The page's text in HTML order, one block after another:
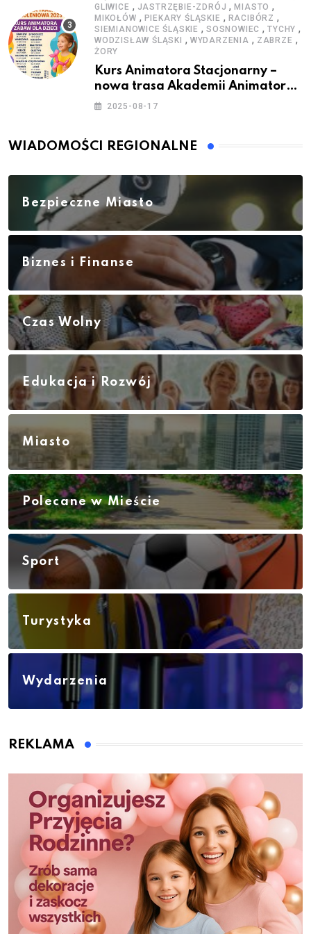
GLIWICE , JASTRZĘBIE-ZDRÓJ ,MIASTO ,
MIKOŁÓW , PIEKARY ŚLĄSKIE , RACIBÓRZ ,
SIEMIANOWICE ŚLĄSKIE ,SOSNOWIEC ,TYCHY ,
WODZISŁAW ŚLĄSKI , WYDARZENIA , ZABRZE ,
ŻORY
Kurs Animatora Stacjonarny –
nowa trasa Akademii Animatora
– jesień 2025
2025-08-17
WIADOMOŚCI REGIONALNE
Bezpieczne Miasto
Biznes i Finanse
Czas Wolny
Edukacja i Rozwój
Miasto
Polecane w Mieście
Sport
Turystyka
Wydarzenia
REKLAMA